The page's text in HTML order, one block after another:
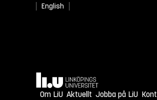
English
Hem
Om LiU Aktuellt Jobba på LiU